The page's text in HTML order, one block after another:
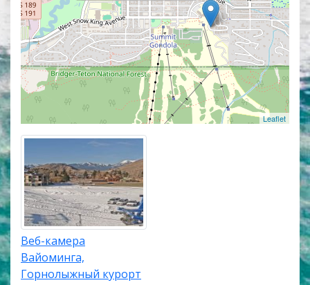
транслируют изображение со звуком. Самые
интересные и популярные онлайн веб камеры
располагаются в верхней части списка трансляций.
Карта онлайн веб камер покажет точное
местоположение всех веб камер на всесезонным
горном курорте Сноу Кинг.
Leaflet
Веб-камера
Вайоминга,
Горнолыжный курорт